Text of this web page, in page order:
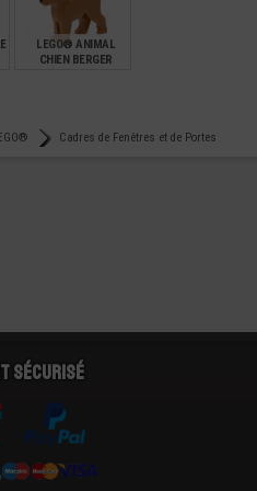
LEGO® ANIMAL
CHIEN BERGER
Cadres de Fenêtres et de Portes
sécurisé